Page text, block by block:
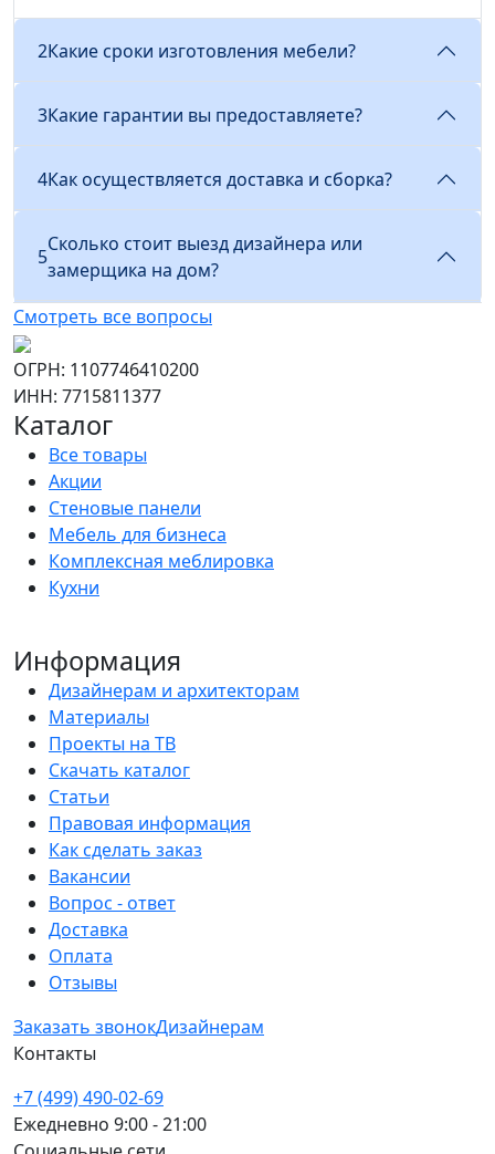
2Какие сроки изготовления мебели?
3Какие гарантии вы предоставляете?
4Как осуществляется доставка и сборка?
5
Сколько стоит выезд дизайнера или
замерщика на дом?
Смотреть все вопросы
ОГРН: 1107746410200
ИНН: 7715811377
Каталог
Все товары
Акции
Стеновые панели
Мебель для бизнеса
Комплексная меблировка
Кухни
Информация
Дизайнерам и архитекторам
Материалы
Проекты на ТВ
Скачать каталог
Статьи
Правовая информация
Как сделать заказ
Вакансии
Вопрос - ответ
Доставка
Оплата
Отзывы
Заказать звонокДизайнерам
Контакты
+7 (499) 490-02-69
Ежедневно 9:00 - 21:00